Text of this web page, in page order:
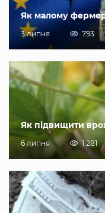
Як малому
3 липня 793
Як підвищити
6 липня 1 281